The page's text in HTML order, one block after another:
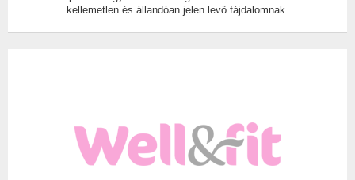
kellemetlen és állandóan jelen levő fájdalomnak.